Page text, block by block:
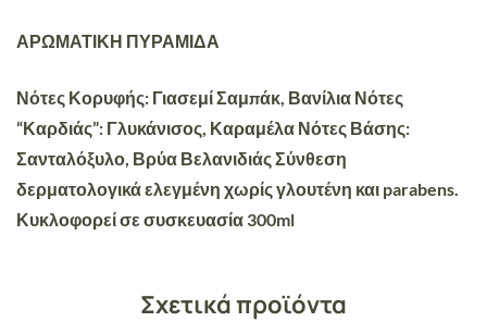
ΑΡΩΜΑΤΙΚΗ ΠΥΡΑΜΙΔΑ
Νότες Κορυφής: Γιασεμί Σαμπάκ, Βανίλια Νότες
“Καρδιάς”: Γλυκάνισος, Καραμέλα Νότες Βάσης:
Σανταλόξυλο, Βρύα Βελανιδιάς Σύνθεση
δερματολογικά ελεγμένη χωρίς γλουτένη και parabens.
Κυκλοφορεί σε συσκευασία 300ml
Σχετικά προϊόντα